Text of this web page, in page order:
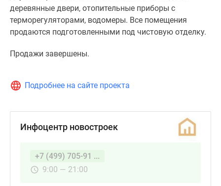
деревянные двери, отопительные приборы с
терморегуляторами, водомеры. Все помещения
продаются подготовленными под чистовую отделку.
Продажи завершены.
Подробнее на сайте проекта
Инфоцентр новостроек
+7 (499) 705-91 ...
9:00 — 21:00